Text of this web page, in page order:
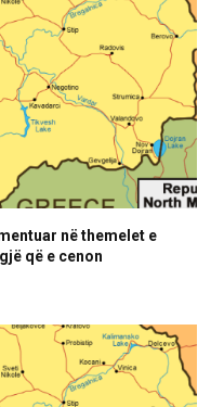
në themelet e
që e cenon